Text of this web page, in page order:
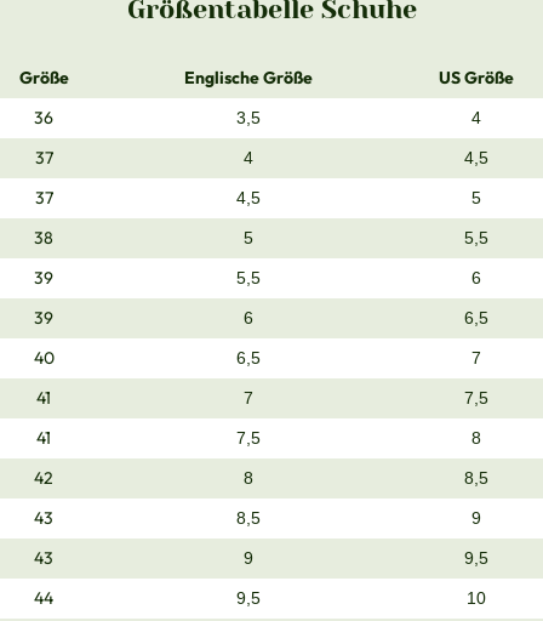
Größentabelle Schuhe
Größe Englische Größe
US Größe
36
3,5 4
37 4 4,5
37 4,5 5
38 5 5,5
39 5,5 6
39 6 6,5
40 6,5 7
41 7 7,5
41 7,5 8
42 8 8,5
43 8,5 9
43 9 9,5
44 9,5 10